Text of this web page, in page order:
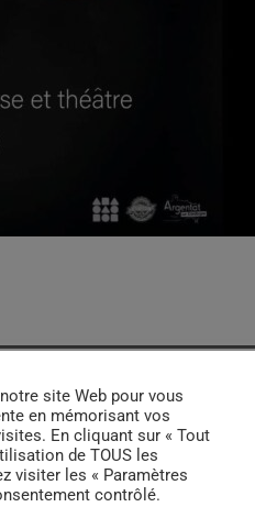
site Web pour vous
en mémorisant vos
En cliquant sur « Tout
de TOUS les
visiter les « Paramètres
contrôlé.